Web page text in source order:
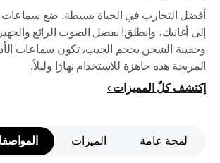
أفضل التجارب في الحياة بسيطة. ضع سماعات
إلى أغانيك، وانطلق! بفضل الصوت الرائع
وحقيبة الشحن بحجم الجيب، تكون سماعات
المريحة هذه جاهزة للاستخدام نهارًا وليلاً.
إكتشف كلّ المميزات
لمحة عامة الميزات